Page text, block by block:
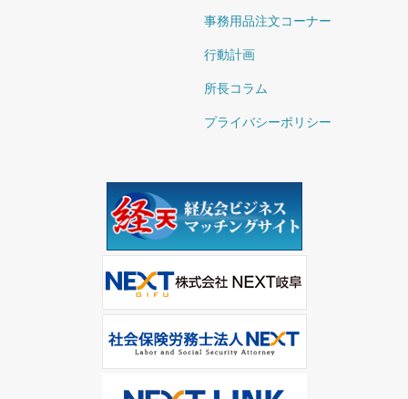
事務用品注文コーナー
行動計画
所長コラム
プライバシーポリシー